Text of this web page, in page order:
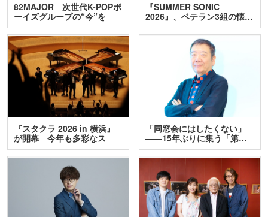
82MAJOR 次世代K-POPボ
ーイズグループの“今”を
訊…
『SUMMER SONIC
2026』、ベテラン3組の懐…
『スタクラ 2026 in 横浜』
が開幕 今年も多彩なス
テ…
「同窓会にはしたくない」
――15年ぶりに集う「第…